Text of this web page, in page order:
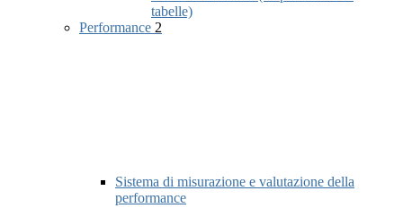
tabelle)
Performance 2
Sistema di misurazione e valutazione della
performance